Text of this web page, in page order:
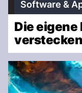
Software &
Die eigene